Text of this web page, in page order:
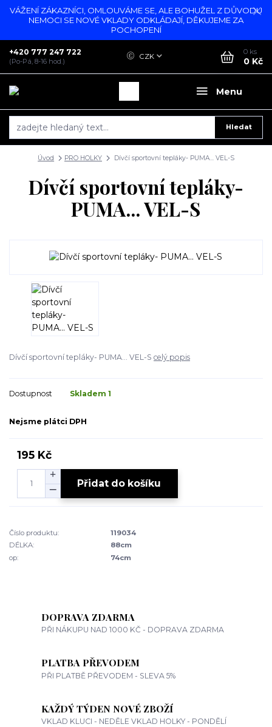
VÁŽENÍ ZÁKAZNÍCI, OMLOUVÁME SE, ALE BOHUŽEL Z DŮVODU
NEMOCI SE NOVÉ VKLADY ODKLÁDAJÍ, DĚKUJEME ZA
POCHOPENÍ
Menu
CZK
Hledat
+420 777 247 722
(Po-Pá, 8-16 hod.)
0 ks
0 Kč
Úvod PRO HOLKY Dívčí sportovní tepláky- PUMA... VEL-S
Dívčí sportovní tepláky-
PUMA... VEL-S
Dívčí sportovní tepláky- PUMA... VEL-S celý popis
Dostupnost Skladem 1
Nejsme plátci DPH
195 Kč
Přidat do košíku
Číslo produktu:
119034
DÉLKA:
88cm
op:
74cm
DOPRAVA ZDARMA
PŘI NÁKUPU NAD 1000 KČ - DOPRAVA ZDARMA
PLATBA PŘEVODEM
PŘI PLATBĚ PŘEVODEM - SLEVA 5%
KAŽDÝ TÝDEN NOVÉ ZBOŽÍ
VKLAD KLUCI - NEDĚLE VKLAD HOLKY - PONDĚLÍ